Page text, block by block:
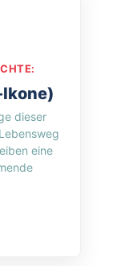
Ikone)
dieser
eine